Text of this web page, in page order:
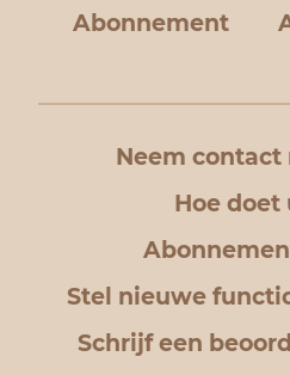
Abonnement
Neem contact
Hoe doet
Stel nieuwe
Schrijf een